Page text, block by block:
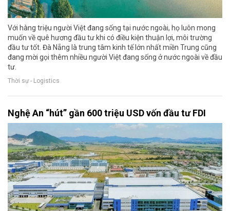
Với hàng triệu người Việt đang sống tại nước ngoài, họ luôn mong
muốn về quê hương đầu tư khi có điều kiện thuận lợi, môi trường
đầu tư tốt. Đà Nẵng là trung tâm kinh tế lớn nhất miền Trung cũng
đang mời gọi thêm nhiều người Việt đang sống ở nước ngoài về đầu
tư.
Thời sự - Logistics
Nghệ An “hút” gần 600 triệu USD vốn đầu tư FDI